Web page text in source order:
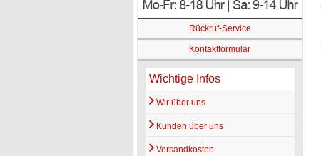
Rückruf-Service
Kontaktformular
Wichtige Infos
Wir über uns
Kunden über uns
Versandkosten